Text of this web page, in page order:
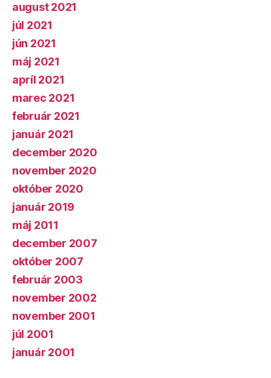
august 2021
júl 2021
jún 2021
máj 2021
apríl 2021
marec 2021
február 2021
január 2021
december 2020
november 2020
október 2020
január 2019
máj 2011
december 2007
október 2007
február 2003
november 2002
november 2001
júl 2001
január 2001